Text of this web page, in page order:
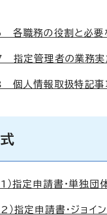
各職務の役割と必要
指定管理者の業務
個人情報取扱特記
1）指定申請書・単独
2）指定申請書・ジョ